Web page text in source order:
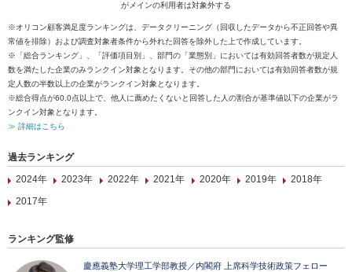
がメインの利用者は対象外する
※オリコン顧客満足度ランキングは、データクリーニング（回収したデータから不正回答や異
常値を排除）および調査対象者条件から外れた回答を除外した上で作成しています。
※「総合ランキング」、「評価項目別」、部門の「業態別」においては有効回答者数が規定人
数を満たした企業のみランクイン対象となります。その他の部門においては有効回答者数が規
定人数の半数以上の企業がランクイン対象となります。
※総合得点が60.0点以上で、他人に薦めたくないと回答した人の割合が基準値以下の企業がラ
ンクイン対象となります。
≫ 詳細はこちら
過去ランキング
2024年
2023年 2022年 2021年 2020年 2019年
2018年
2017年
ランキング監修
慶應義塾大学理工学部教授／内閣府 上席科学技術政策フェロー